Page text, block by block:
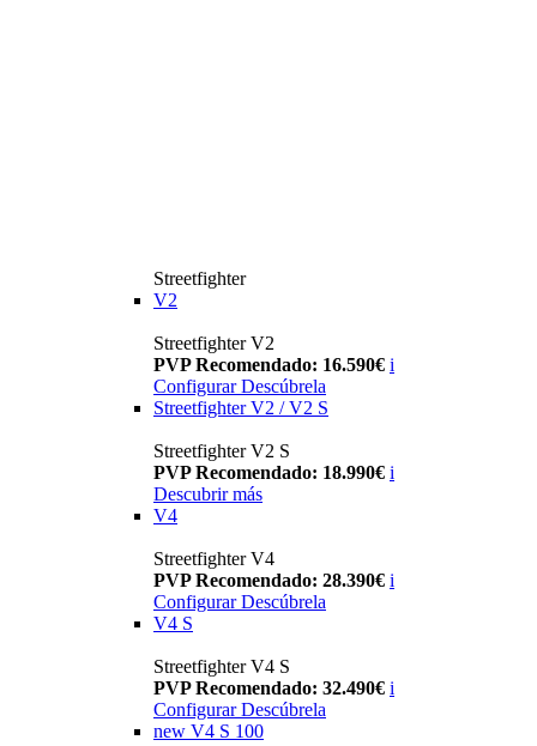
Streetfighter
V2
Streetfighter V2
PVP Recomendado: 16.590€ i
Configurar Descúbrela
Streetfighter V2 / V2 S
Streetfighter V2 S
PVP Recomendado: 18.990€ i
Descubrir más
V4
Streetfighter V4
PVP Recomendado: 28.390€ i
Configurar Descúbrela
V4 S
Streetfighter V4 S
PVP Recomendado: 32.490€ i
Configurar Descúbrela
new V4 S 100